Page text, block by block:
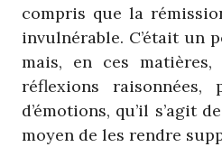
compris que la
invulnérable. C’était un
mais, en ces
réflexions raisonnées,
d’émotions, qu’il s’agit
moyen de les rendre